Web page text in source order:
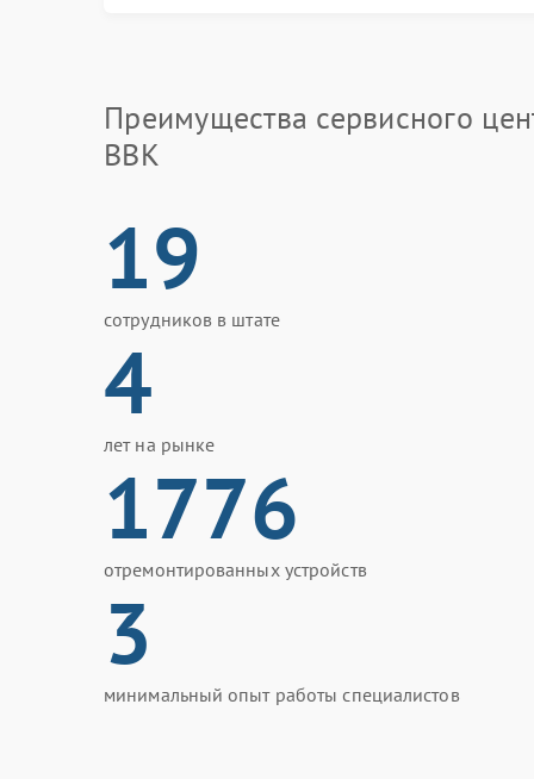
Преимущества сервисного
BBK
19
сотрудников в штате
4
лет на рынке
1776
отремонтированных устройств
3
минимальный опыт работы специалистов